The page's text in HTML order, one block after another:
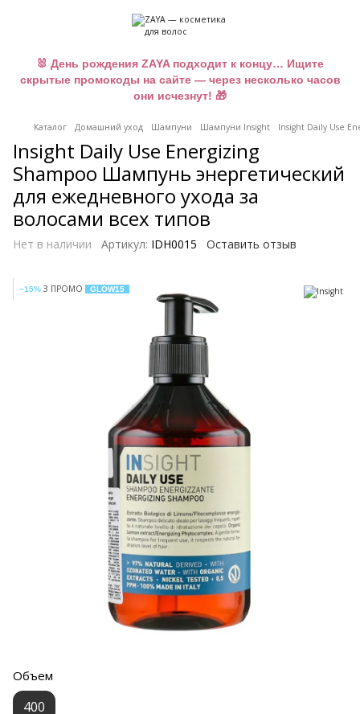
🐰 День рождения ZAYA подходит к концу… Ищите
скрытые промокоды на сайте — через несколько часов
они исчезнут! 🎁
Каталог Домашний уход Шампуни Шампуни Insight Insight Daily Use
Insight Daily Use Energizing
Shampoo Шампунь энергетический
для ежедневного ухода за
волосами всех типов
Нет в наличии Артикул: IDH0015 Оставить отзыв
−15% З ПРОМО GLOW15
Объем
400